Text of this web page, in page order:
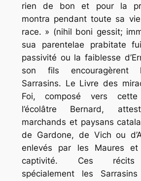
rien de bon et pour la
montra pendant toute sa
race. » (nihil boni gessit;
sua parentelae prabitate
passivité ou la faiblesse
son fils encouragèrent
Sarrasins. Le Livre des
Foi, composé vers
l’écolâtre Bernard,
marchands et paysans
de Gardone, de Vich ou
enlevés par les Maures et
captivité. Ces récits
spécialement les